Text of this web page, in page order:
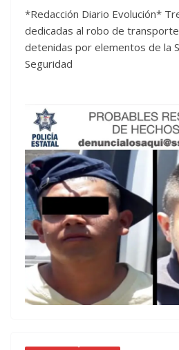
*Redacción Diario Evolución*
dedicadas al robo de
detenidas por elementos de la
Seguridad